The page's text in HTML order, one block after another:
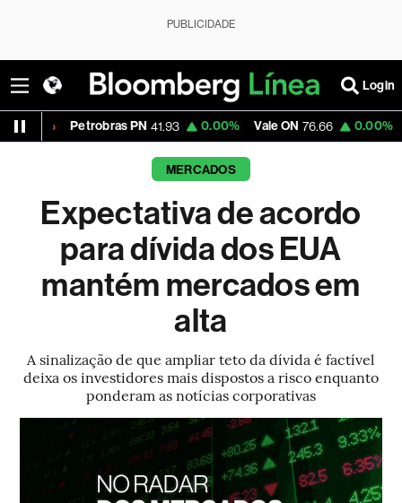
PUBLICIDADE
Login
PN 41.93 0.00% Vale ON 76.66 0.00% Itaú PN
MERCADOS
Expectativa de acordo
para dívida dos EUA
mantém mercados em
alta
A sinalização de que ampliar teto da dívida é factível
deixa os investidores mais dispostos a risco enquanto
ponderam as notícias corporativas